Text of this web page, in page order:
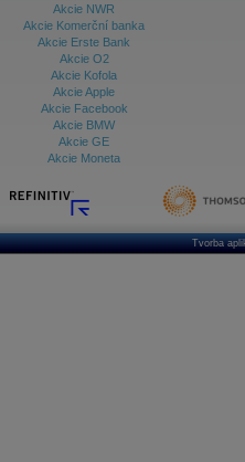
Akcie NWR
Akcie Komerční banka
Akcie Erste Bank
Akcie O2
Akcie Kofola
Akcie Apple
Akcie Facebook
Akcie BMW
Akcie GE
Akcie Moneta
Tvorba